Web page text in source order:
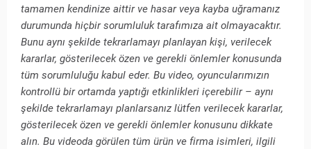
tamamen kendinize aittir ve hasar veya kayba uğramanız
durumunda hiçbir sorumluluk tarafımıza ait olmayacaktır.
Bunu aynı şekilde tekrarlamayı planlayan kişi, verilecek
kararlar, gösterilecek özen ve gerekli önlemler konusunda
tüm sorumluluğu kabul eder. Bu video, oyuncularımızın
kontrollü bir ortamda yaptığı etkinlikleri içerebilir – aynı
şekilde tekrarlamayı planlarsanız lütfen verilecek kararlar,
gösterilecek özen ve gerekli önlemler konusunu dikkate
alın. Bu videoda görülen tüm ürün ve firma isimleri, ilgili